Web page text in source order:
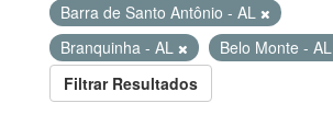
Barra de Santo Antônio - AL
Branquinha - AL
Belo Monte - AL
Filtrar Resultados